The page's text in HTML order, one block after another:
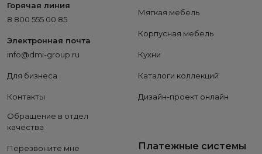
Горячая линия
8 800 555 00 85
Электронная почта
info@dmi-group.ru
Для бизнеса
Контакты
Обращение в отдел
качества
Перезвоните мне
Мягкая мебель
Корпусная мебель
Кухни
Каталоги коллекций
Дизайн-проект онлайн
Платежные системы